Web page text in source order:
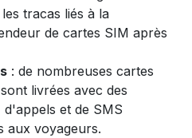
tracas liés à la
de cartes SIM après
: de nombreuses cartes
livrées avec des
et de SMS
aux voyageurs.